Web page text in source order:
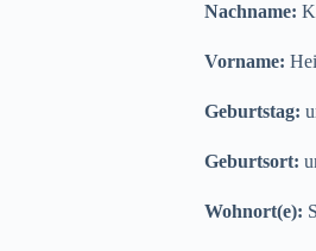
Nachname:
Vorname:
Geburtstag:
Geburtsort:
Wohnort(e):